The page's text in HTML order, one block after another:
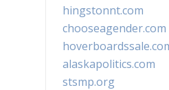
hingstonnt.com
chooseagender.com
alaskapolitics.com
stsmp.org